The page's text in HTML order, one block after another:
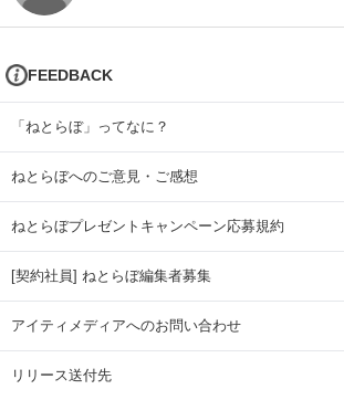
FEEDBACK
「ねとらぼ」ってなに？
ねとらぼへのご意見・ご感想
ねとらぼプレゼントキャンペーン応募規約
[契約社員] ねとらぼ編集者募集
アイティメディアへのお問い合わせ
リリース送付先